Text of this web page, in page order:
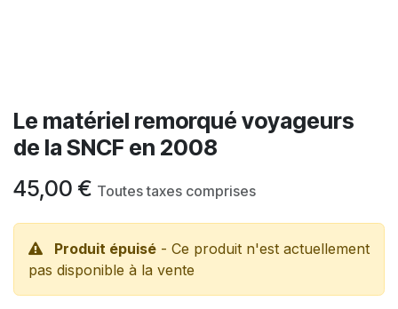
Le matériel remorqué voyageurs
de la SNCF en 2008
45,00 € Toutes taxes comprises
Produit épuisé - Ce produit n'est actuellement
pas disponible à la vente